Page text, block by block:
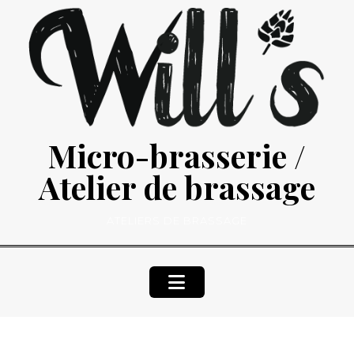
content
Micro-brasserie /
Atelier de brassage